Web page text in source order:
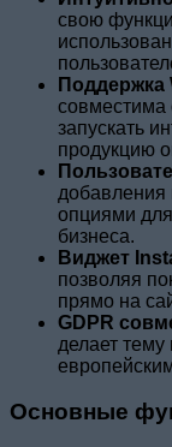
свою
Поддержка
совместима
запускать
продукцию
добавления
опциями
бизнеса.
Виджет
позволяя
прямо на
GDPR
делает
Основные